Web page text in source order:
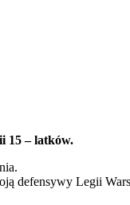
15 – latków.
defensywy Legii